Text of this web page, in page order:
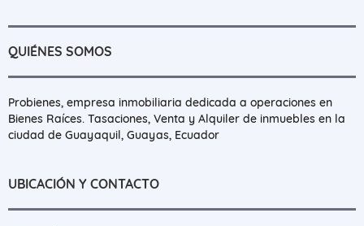
QUIÉNES SOMOS
Probienes, empresa inmobiliaria dedicada a operaciones en
Bienes Raíces. Tasaciones, Venta y Alquiler de inmuebles en la
ciudad de Guayaquil, Guayas, Ecuador
UBICACIÓN Y CONTACTO